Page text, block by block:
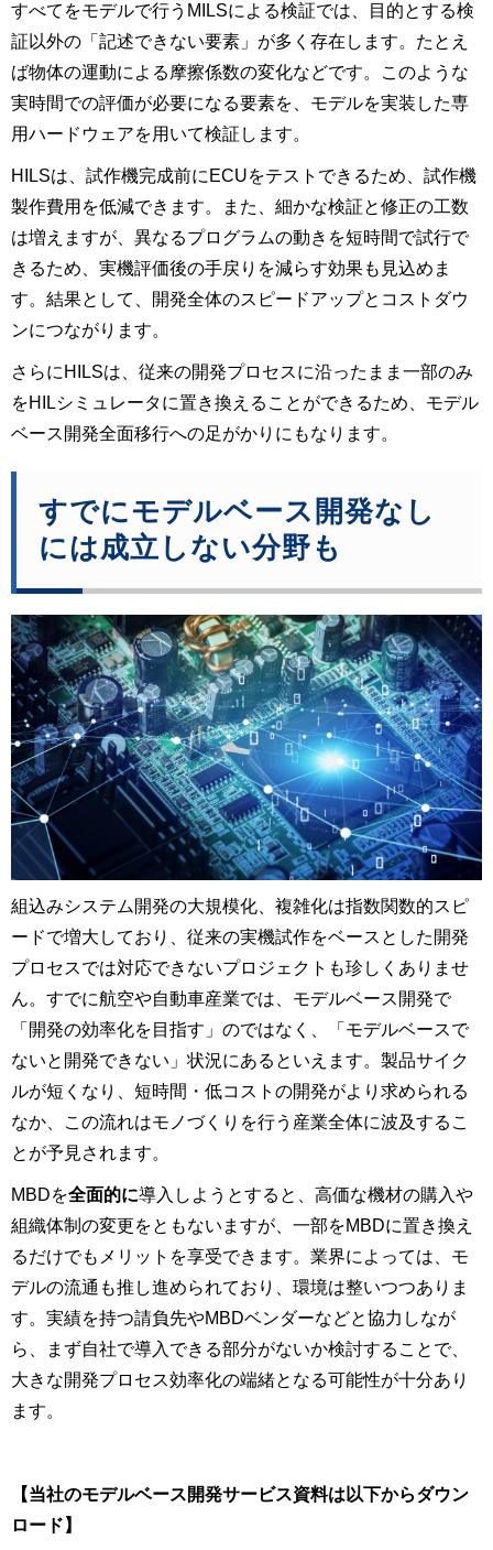
すべてをモデルで行うMILSによる検証では、目的とする検
証以外の「記述できない要素」が多く存在します。たとえ
ば物体の運動による摩擦係数の変化などです。このような
実時間での評価が必要になる要素を、モデルを実装した専
用ハードウェアを用いて検証します。
HILSは、試作機完成前にECUをテストできるため、試作機
製作費用を低減できます。また、細かな検証と修正の工数
は増えますが、異なるプログラムの動きを短時間で試行で
きるため、実機評価後の手戻りを減らす効果も見込めま
す。結果として、開発全体のスピードアップとコストダウ
ンにつながります。
さらにHILSは、従来の開発プロセスに沿ったまま一部のみ
をHILシミュレータに置き換えることができるため、モデル
ベース開発全面移行への足がかりにもなります。
すでにモデルベース開発なし
には成立しない分野も
組込みシステム開発の大規模化、複雑化は指数関数的スピ
ードで増大しており、従来の実機試作をベースとした開発
プロセスでは対応できないプロジェクトも珍しくありませ
ん。すでに航空や自動車産業では、モデルベース開発で
「開発の効率化を目指す」のではなく、「モデルベースで
ないと開発できない」状況にあるといえます。製品サイク
ルが短くなり、短時間・低コストの開発がより求められる
なか、この流れはモノづくりを行う産業全体に波及するこ
とが予見されます。
MBDを全面的に導入しようとすると、高価な機材の購入や
組織体制の変更をともないますが、一部をMBDに置き換え
るだけでもメリットを享受できます。業界によっては、モ
デルの流通も推し進められており、環境は整いつつありま
す。実績を持つ請負先やMBDベンダーなどと協力しなが
ら、まず自社で導入できる部分がないか検討することで、
大きな開発プロセス効率化の端緒となる可能性が十分あり
ます。
【当社のモデルベース開発サービス資料は以下からダウン
ロード】